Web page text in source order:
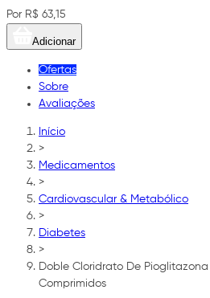
Por R$ 63,15
Adicionar
Ofertas
Sobre
Avaliações
Início
>
Medicamentos
>
Cardiovascular & Metabólico
>
Diabetes
>
Doble Cloridrato De
Comprimidos